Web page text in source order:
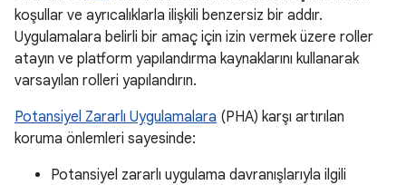
koşullar ve ayrıcalıklarla ilişkili benzersiz bir addır.
Uygulamalara belirli bir amaç için izin vermek üzere roller
atayın ve platform yapılandırma kaynaklarını kullanarak
varsayılan rolleri yapılandırın.
Potansiyel Zararlı Uygulamalara (PHA) karşı artırılan
koruma önlemleri sayesinde:
Potansiyel zararlı uygulama davranışlarıyla ilgili